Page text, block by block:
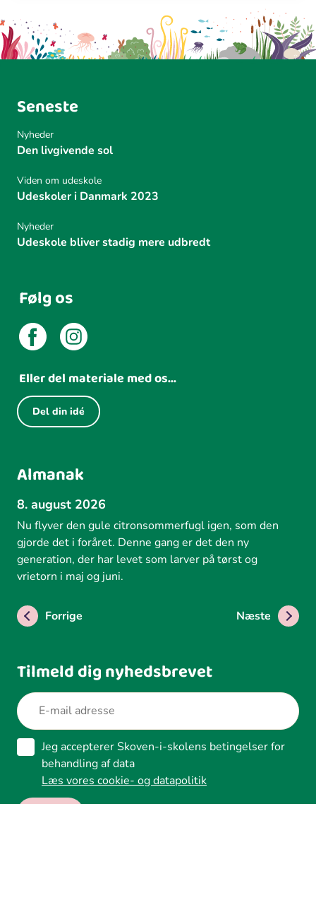
Seneste
Nyheder
Den livgivende sol
Viden om udeskole
Udeskoler i Danmark 2023
Nyheder
Udeskole bliver stadig mere udbredt
Følg os
Eller del materiale med os...
Del din idé
Almanak
8. august 2026
Nu flyver den gule citronsommerfugl igen, som den
gjorde det i foråret. Denne gang er det den ny
generation, der har levet som larver på tørst og
vrietorn i maj og juni.
Forrige Næste
Tilmeld dig nyhedsbrevet
Jeg accepterer Skoven-i-skolens betingelser for
behandling af data
Læs vores cookie- og datapolitik